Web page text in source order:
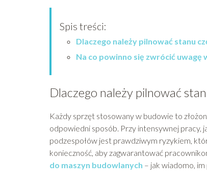
Spis treści:
Dlaczego należy pilnować stanu
Na co powinno się zwrócić uwagę
Dlaczego należy pilnować
Każdy sprzęt stosowany w budowie to
odpowiedni sposób. Przy intensywnej pracy,
podzespołów jest prawdziwym ryzykiem,
konieczność, aby zagwarantować
do maszyn budowlanych – jak wiadomo,